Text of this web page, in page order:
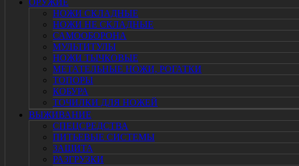
ОРУЖИЕ
НОЖИ СКЛАДНЫЕ
НОЖИ НЕ СКЛАДНЫЕ
САМООБОРОНА
МУЛЬТИТУЛЫ
НОЖИ ТЫЧКОВЫЕ
МЕТАТЕЛЬНЫЕ НОЖИ, РОГАТКИ
ТОПОРЫ
КОБУРА
ТОЧИЛКИ ДЛЯ НОЖЕЙ
ВЫЖИВАНИЕ
СПЕЦСРЕДСТВА
ПИТЬЕВЫЕ СИСТЕМЫ
ЗАЩИТА
РАЗГРУЗКИ